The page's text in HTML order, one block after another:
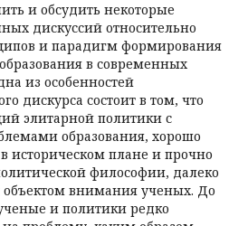
и обсудить некоторые
дискуссий относительно
и парадигм формирования
в современных
из особенностей
дискурса состоит в том, что
элитарной политики с
образования, хорошо
историческом плане и прочно
философии, далеко
объектом внимания ученых. До
и политики редко